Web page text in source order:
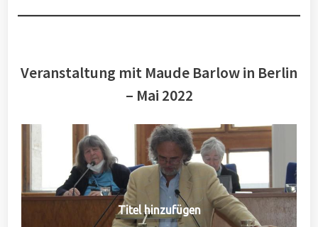
Veranstaltung mit Maude Barlow in Berlin
– Mai 2022
Titel hinzufügen